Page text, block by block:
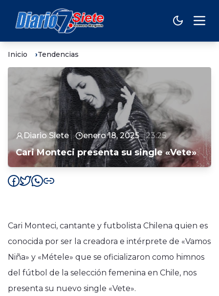
Inicio Tendencias
Diario Siete enero 18, 2025 23:25
Cari Monteci presenta su single «Vete»
Cari Monteci, cantante y futbolista Chilena quien es
conocida por ser la creadora e intérprete de «Vamos
Niña» y «Métele» que se oficializaron como himnos
del fútbol de la selección femenina en Chile, nos
presenta su nuevo single «Vete».